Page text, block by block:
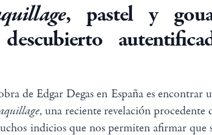
, pastel y
descubierto
de Edgar Degas en España es encontrar
, una reciente revelación
indicios que nos permiten afirmar que